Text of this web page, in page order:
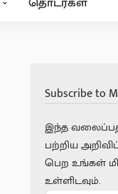
Subscribe to
இந்த
பற்றிய
பெற உங்கள்
உள்ளிடவும்.